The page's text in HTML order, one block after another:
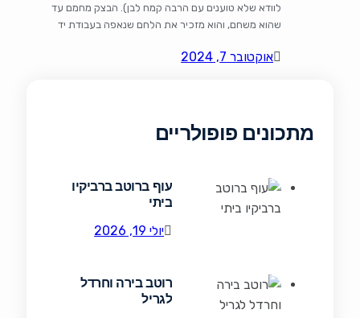
לוודא שלא טוענים עם הרבה קמח לבן). הבצק מחמם עד
שהוא משחם, והוא מזכיר את הלחם שנאפה בעבודת יד
הלחם הזה מביא עימו לא רק טעם עמוק ומיוחד, אלא גם
אוקטובר 7, 2024
מתכונים פופולריים
עוף ברוטב ברביקיו
ביתי
יולי 19, 2026
רוטב בירה וחרדל
לגריל